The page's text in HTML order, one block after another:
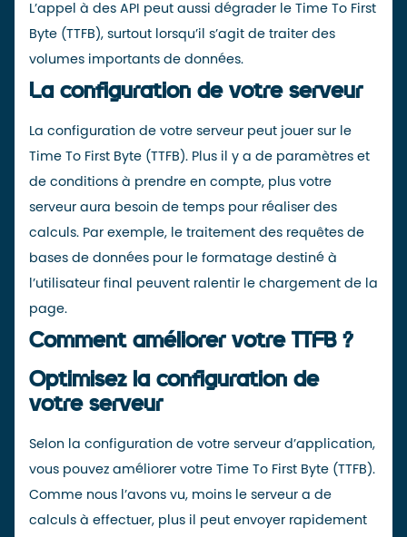
L’appel à des API peut aussi dégrader le Time To First
Byte (TTFB), surtout lorsqu’il s’agit de traiter des
volumes importants de données.
La configuration de votre serveur
La configuration de votre serveur peut jouer sur le
Time To First Byte (TTFB). Plus il y a de paramètres et
de conditions à prendre en compte, plus votre
serveur aura besoin de temps pour réaliser des
calculs. Par exemple, le traitement des requêtes de
bases de données pour le formatage destiné à
l’utilisateur final peuvent ralentir le chargement de la
page.
Comment améliorer votre TTFB ?
Optimisez la configuration de
votre serveur
Selon la configuration de votre serveur d’application,
vous pouvez améliorer votre Time To First Byte (TTFB).
Comme nous l’avons vu, moins le serveur a de
calculs à effectuer, plus il peut envoyer rapidement